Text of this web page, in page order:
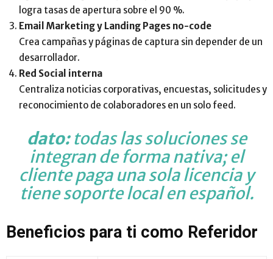
logra tasas de apertura sobre el 90 %.
Email Marketing y Landing Pages no-code
Crea campañas y páginas de captura sin depender de un
desarrollador.
Red Social interna
Centraliza noticias corporativas, encuestas, solicitudes y
reconocimiento de colaboradores en un solo feed.
dato:todas las soluciones se
integran de forma nativa; el
cliente paga una sola licencia y
tiene soporte local en español.
Beneficios para ti como Referidor